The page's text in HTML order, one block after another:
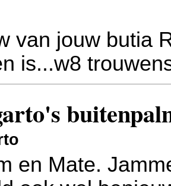
van jouw butia
is...w8
en Mate.